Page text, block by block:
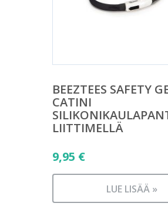
BEEZTEES SAFETY
CATINI
LIITTIMELLÄ
9,95 €
LUE LISÄÄ »